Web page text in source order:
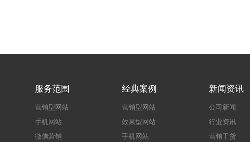
服务范围
营销型网站
手机网站
微信营销
经典案例
营销型网站
效果型网站
手机网站
新闻资讯
公司新闻
行业资讯
营销干货